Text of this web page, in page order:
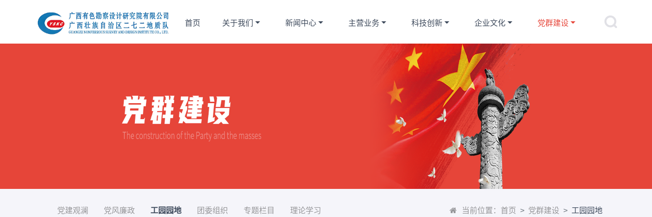
首页 关于我们 新闻中心 主营业务 科技创新 企业文化 党群建设
党建观澜 党风廉政 工园园地 团委组织 专题栏目 理论学习 当前位置： 首页 党群建设 工园园地